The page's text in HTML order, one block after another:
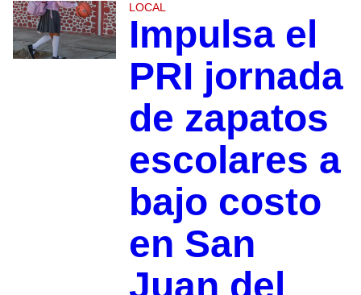
LOCAL
Impulsa el
PRI jornada
de zapatos
escolares a
bajo costo
en San
Juan del